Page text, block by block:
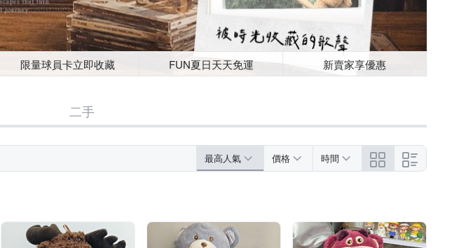
限量球員卡立即收藏 FUN夏日天天免運 新賣家享優惠
二手
最高人氣 價格 時間